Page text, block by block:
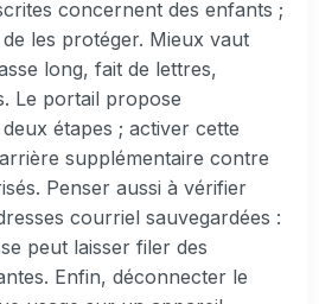
concernent des enfants ;
les protéger. Mieux vaut
long, fait de lettres,
Le portail propose
étapes ; activer cette
supplémentaire contre
Penser aussi à vérifier
courriel sauvegardées :
peut laisser filer des
Enfin, déconnecter le